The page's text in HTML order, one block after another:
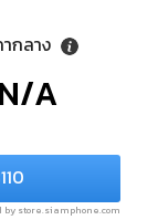
ากลาง
N/A
by store.siamphone.com